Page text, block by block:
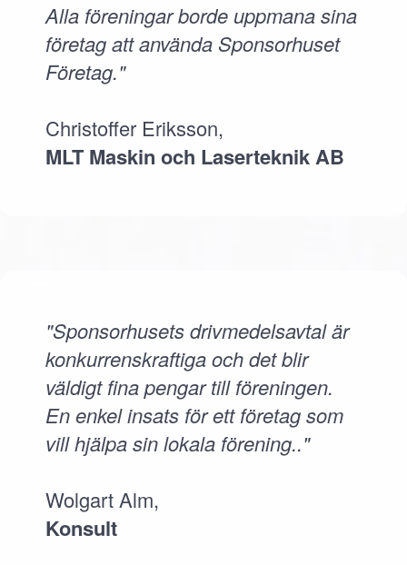
Alla föreningar borde uppmana sina
företag att använda Sponsorhuset
Företag."
Christoffer Eriksson,
MLT Maskin och Laserteknik AB
"Sponsorhusets drivmedelsavtal är
konkurrenskraftiga och det blir
väldigt fina pengar till föreningen.
En enkel insats för ett företag som
vill hjälpa sin lokala förening.."
Wolgart Alm,
Konsult